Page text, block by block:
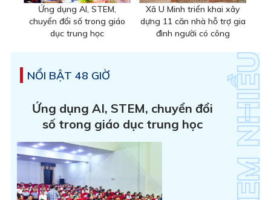
Ứng dụng AI, STEM,
chuyển đổi số trong giáo
dục trung học
Xã U Minh triển khai xây
dựng 11 căn nhà hỗ trợ gia
đình người có công
NỔI BẬT 48 GIỜ
Ứng dụng AI, STEM, chuyển đổi
số trong giáo dục trung học